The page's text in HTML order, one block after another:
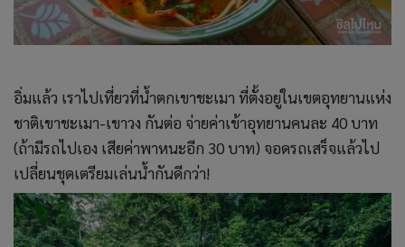
อิ่มแล้ว เราไปเที่ยวที่น้ำตกเขาชะเมา ที่ตั้งอยู่ในเขตอุทยานแห่ง
ชาติเขาชะเมา-เขาวง กันต่อ จ่ายค่าเข้าอุทยานคนละ 40 บาท
(ถ้ามีรถไปเอง เสียค่าพาหนะอีก 30 บาท) จอดรถเสร็จแล้วไป
เปลี่ยนชุดเตรียมเล่นน้ำกันดีกว่า!